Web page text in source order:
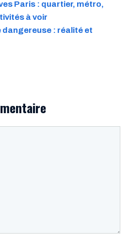
Paris : quartier, métro,
à voir
dangereuse : réalité et